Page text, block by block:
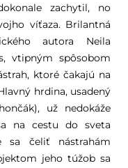
zachytil, no
víťaza. Brilantná
autora Neila
vtipným spôsobom
ktoré čakajú na
hrdina, usadený
už nedokáže
na cestu do sveta
sa čeliť nástrahám
jeho túžob sa